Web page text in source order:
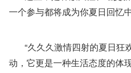
一个参与都将成为你夏日回忆
“久久久激情四射的夏日狂
动，它更是一种生活态度的